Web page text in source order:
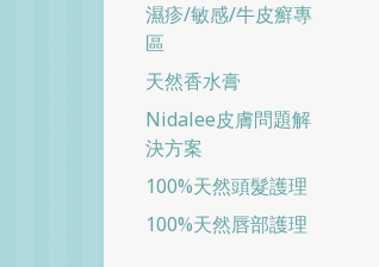
濕疹/敏感/牛皮癬專
區
天然香水膏
Nidalee皮膚問題解
決方案
100%天然頭髮護理
100%天然唇部護理